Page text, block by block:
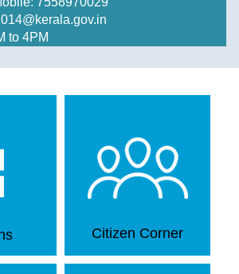
to 4PM
Citizen Corner